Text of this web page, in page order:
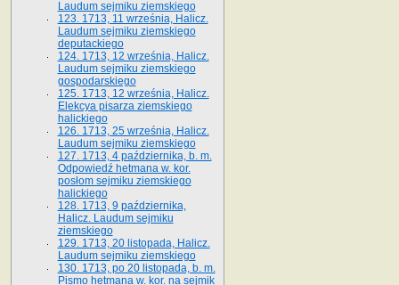
Laudum sejmiku ziemskiego
123. 1713, 11 września, Halicz.
Laudum sejmiku ziemskiego
deputackiego
124. 1713, 12 września, Halicz.
Laudum sejmiku ziemskiego
gospodarskiego
125. 1713, 12 września, Halicz.
Elekcya pisarza ziemskiego
halickiego
126. 1713, 25 września, Halicz.
Laudum sejmiku ziemskiego
127. 1713, 4 października, b. m.
Odpowiedź hetmana w. kor.
posłom sejmiku ziemskiego
halickiego
128. 1713, 9 października,
Halicz. Laudum sejmiku
ziemskiego
129. 1713, 20 listopada, Halicz.
Laudum sejmiku ziemskiego
130. 1713, po 20 listopada, b. m.
Pismo hetmana w. kor. na sejmik